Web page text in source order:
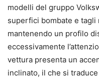
modelli del gruppo
superfici bombate e
mantenendo un profilo
eccessivamente
vettura presenta un
inclinato, il che si